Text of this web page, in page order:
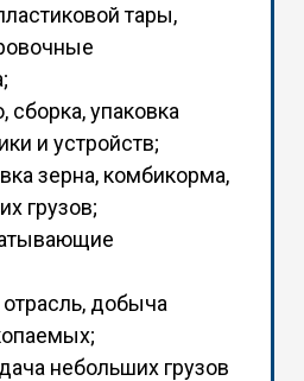
тары,
сборка, упаковка
и устройств;
зерна, комбикорма,
грузов;
добыча
небольших грузов